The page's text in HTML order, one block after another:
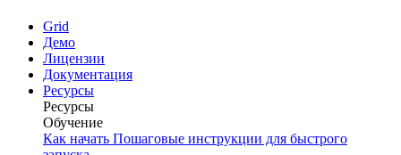
Grid
Демо
Лицензии
Документация
Ресурсы
Ресурсы
Обучение
Как начать Пошаговые инструкции для быстрого